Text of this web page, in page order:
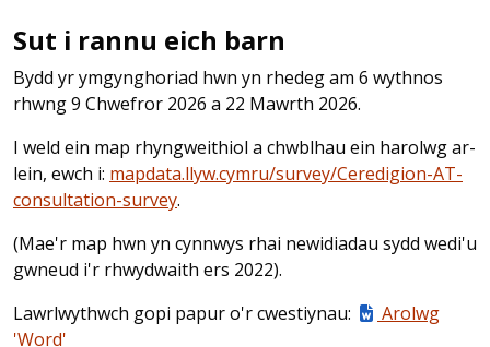
Sut i rannu eich barn
Bydd yr ymgynghoriad hwn yn rhedeg am 6 wythnos
rhwng 9 Chwefror 2026 a 22 Mawrth 2026.
I weld ein map rhyngweithiol a chwblhau ein harolwg ar-
lein, ewch i: mapdata.llyw.cymru/survey/Ceredigion-AT-
consultation-survey.
(Mae'r map hwn yn cynnwys rhai newidiadau sydd wedi'u
gwneud i'r rhwydwaith ers 2022).
Lawrlwythwch gopi papur o'r cwestiynau:
Arolwg
'Word'